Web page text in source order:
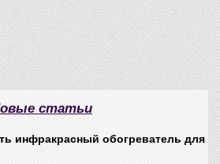
статьи
инфракрасный обогреватель для